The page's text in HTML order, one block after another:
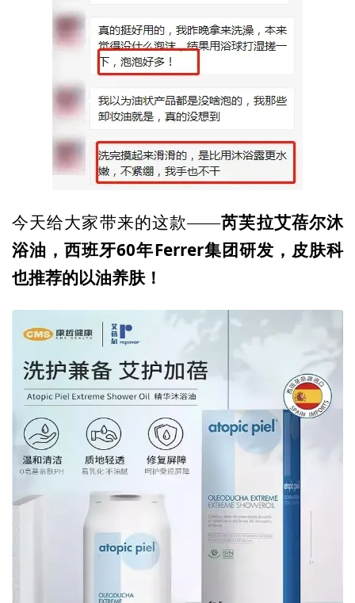
今天给大家带来的这款——芮芙拉艾蓓尔沐
浴油，西班牙60年Ferrer集团研发，皮肤科
也推荐的以油养肤！